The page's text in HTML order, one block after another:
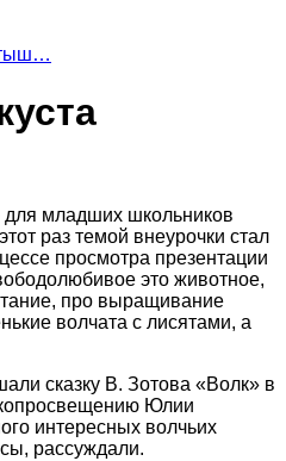
для младших школьников
раз темой внеурочки стал
просмотра презентации
это животное,
про выращивание
волчата с лисятами, а
сказку В. Зотова «Волк» в
Юлии
интересных волчьих
рассуждали.